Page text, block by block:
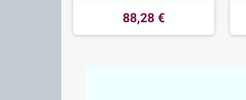
88,28 €